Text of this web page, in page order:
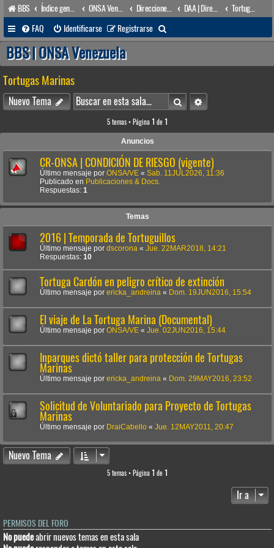
BBS Índice general ONSA Venezuela (acceso público) Direcciones Administrativas DAA | Dirección de Asuntos Ambientales
Tortugas Marinas
FAQ
Identificarse Registrarse
u
a
r
BBS | ONSA Venezuela
Tortugas Marinas
Nuevo Tema BuscarBúsqueda avanzada
5 temas • Página 1 de 1
Anuncios
CR-ONSA | CONDICIÓN DE RIESGO (vigente)
Último mensaje por ONSA/VE « Sab. 11JUL2026, 11:36
Publicado en Publicaciones & Docs.
Respuestas: 1
Temas
2016 | Temporada de Tortuguillos
Último mensaje por dscorona « Jue. 22MAR2018, 14:21
Respuestas: 10
Tortuga Cardón en peligro crítico de extinción
Último mensaje por ericka_andreina « Dom. 19JUN2016, 15:54
El viaje de La Tortuga Marina (Documental)
Último mensaje por ONSA/VE « Jue. 02JUN2016, 15:44
Inparques dictó taller para protección de Tortugas
Marinas
Último mensaje por ericka_andreina « Dom. 29MAY2016, 23:52
Solicitud de Voluntariado para Proyecto de Tortugas
Marinas
Último mensaje por DraiCabello « Jue. 12MAY2011, 20:47
Nuevo Tema
5 temas • Página 1 de 1
Ir a
PERMISOS DEL FORO
No puedeabrir nuevos temas en esta sala